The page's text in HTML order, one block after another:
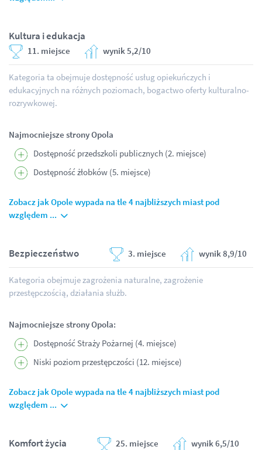
Kultura i edukacja
11. miejsce wynik 5,2/10
Kategoria ta obejmuje dostępność usług opiekuńczych i
edukacyjnych na różnych poziomach, bogactwo oferty kulturalno-
rozrywkowej.
Najmocniejsze strony Opola
Dostępność przedszkoli publicznych (2. miejsce)
Dostępność żłobków (5. miejsce)
Zobacz jak Opole wypada na tle 4 najbliższych miast pod
względem ...
Bezpieczeństwo 3. miejsce wynik 8,9/10
Kategoria obejmuje zagrożenia naturalne, zagrożenie
przestępczością, działania służb.
Najmocniejsze strony Opola:
Dostępność Straży Pożarnej (4. miejsce)
Niski poziom przestępczości (12. miejsce)
Zobacz jak Opole wypada na tle 4 najbliższych miast pod
względem ...
Komfort życia 25. miejsce wynik 6,5/10